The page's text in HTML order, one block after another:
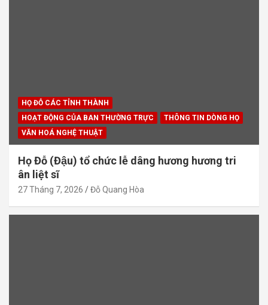
HỌ ĐỖ CÁC TỈNH THÀNH
HOẠT ĐỘNG CỦA BAN THƯỜNG TRỰC
THÔNG TIN DÒNG HỌ
VĂN HOÁ NGHỆ THUẬT
Họ Đỗ (Đậu) tổ chức lễ dâng hương hương tri
ân liệt sĩ
27 Tháng 7, 2026 Đỗ Quang Hòa